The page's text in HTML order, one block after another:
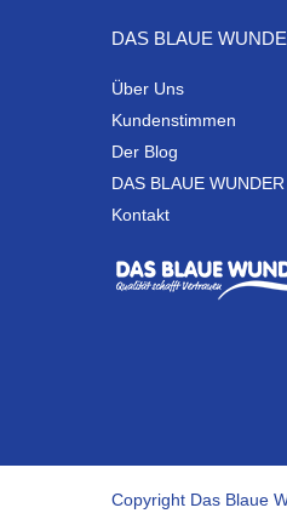
DAS BLAUE
Über Uns
Kundenstimmen
Der Blog
DAS BLAUE
Kontakt
Copyright Das Blaue